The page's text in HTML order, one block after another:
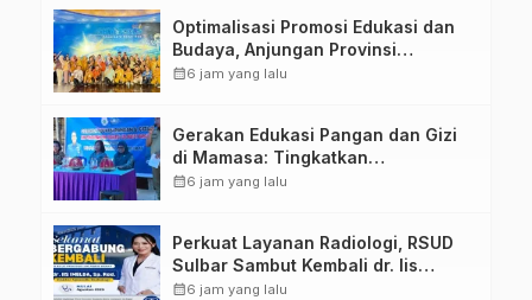
Optimalisasi Promosi Edukasi dan
Budaya, Anjungan Provinsi
Sulawesi Barat Perkuat Kolaborasi
calendar_month6 jam yang lalu
Gerakan Edukasi Pangan dan Gizi
di Mamasa: Tingkatkan
Pengetahuan dan Keterampilan
calendar_month6 jam yang lalu
Perkuat Layanan Radiologi, RSUD
Sulbar Sambut Kembali dr. Iis
Imelda, Sp.Rad
calendar_month6 jam yang lalu